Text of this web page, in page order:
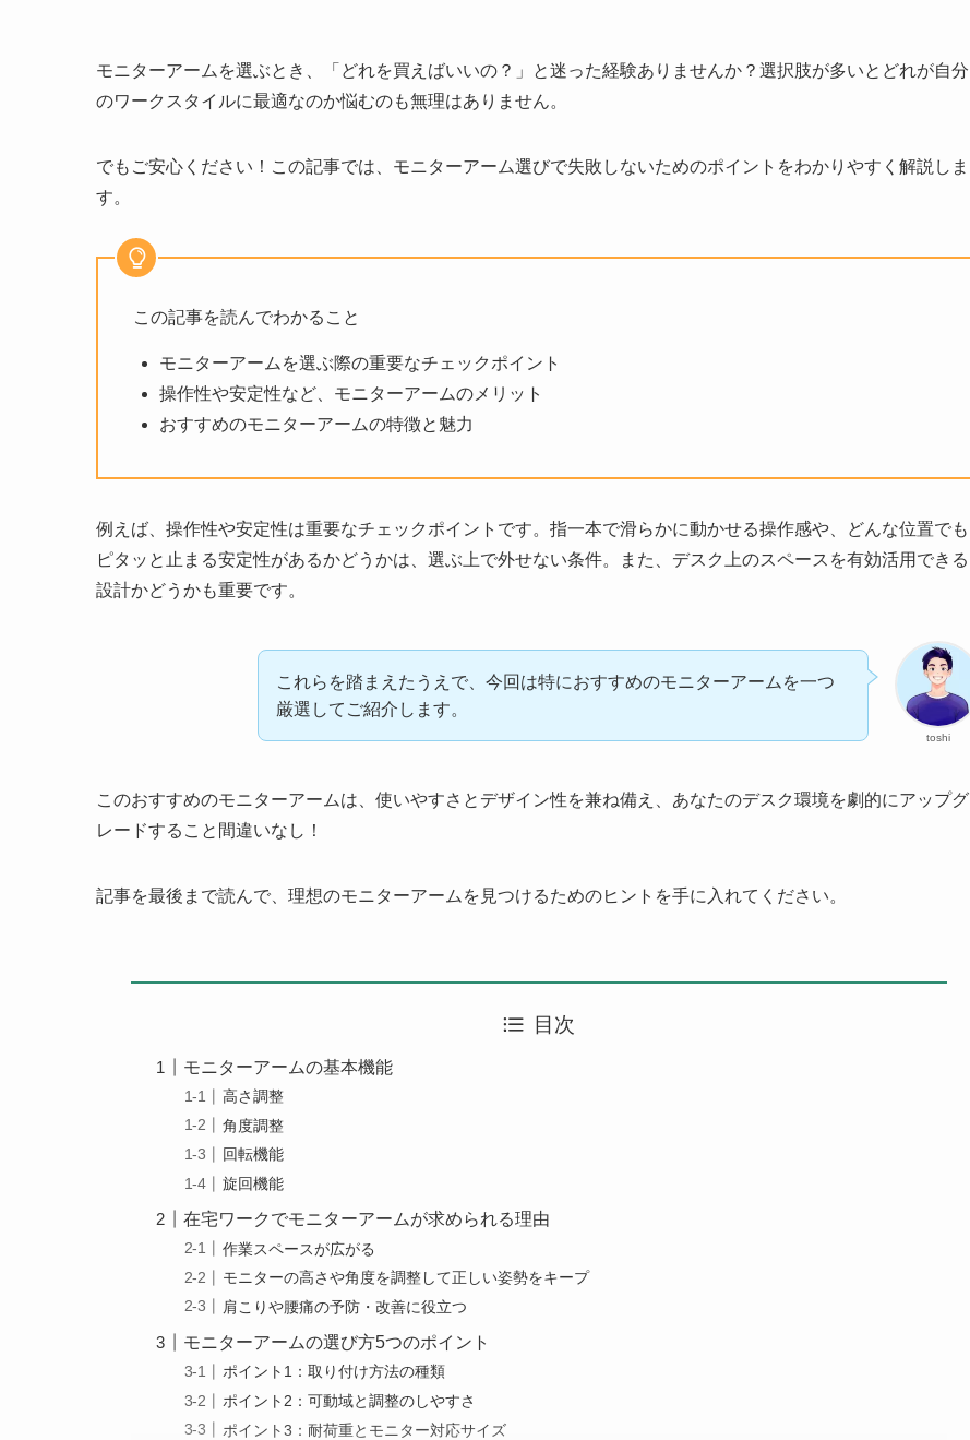
モニターアームを選ぶとき、「どれを買えばいいの？」と迷った経験ありませんか？選択肢が多いとどれが自分
のワークスタイルに最適なのか悩むのも無理はありません。
でもご安心ください！この記事では、モニターアーム選びで失敗しないためのポイントをわかりやすく解説しま
す。
この記事を読んでわかること
モニターアームを選ぶ際の重要なチェックポイント
操作性や安定性など、モニターアームのメリット
おすすめのモニターアームの特徴と魅力
例えば、操作性や安定性は重要なチェックポイントです。指一本で滑らかに動かせる操作感や、どんな位置でも
ピタッと止まる安定性があるかどうかは、選ぶ上で外せない条件。また、デスク上のスペースを有効活用できる
設計かどうかも重要です。
toshi
これらを踏まえたうえで、今回は特におすすめのモニターアームを一つ
厳選してご紹介します。
このおすすめのモニターアームは、使いやすさとデザイン性を兼ね備え、あなたのデスク環境を劇的にアップグ
レードすること間違いなし！
記事を最後まで読んで、理想のモニターアームを見つけるためのヒントを手に入れてください。
目次
モニターアームの基本機能
高さ調整
角度調整
回転機能
旋回機能
在宅ワークでモニターアームが求められる理由
作業スペースが広がる
モニターの高さや角度を調整して正しい姿勢をキープ
肩こりや腰痛の予防・改善に役立つ
モニターアームの選び方5つのポイント
ポイント1：取り付け方法の種類
ポイント2：可動域と調整のしやすさ
ポイント3：耐荷重とモニター対応サイズ